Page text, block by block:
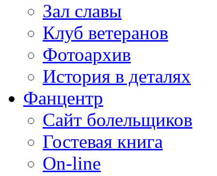
Зал славы
Клуб ветеранов
Фотоархив
История в деталях
Фанцентр
Сайт болельщиков
Гостевая книга
On-line